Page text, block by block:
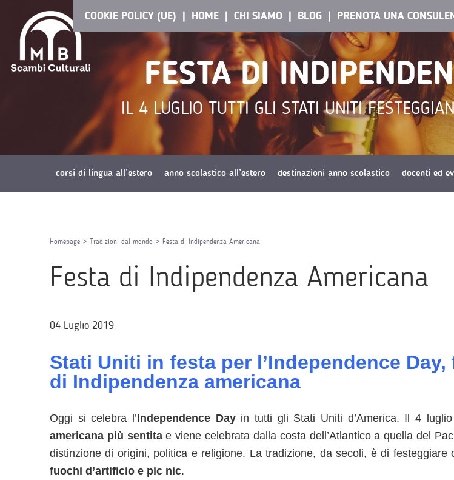
PRENOTA UNA
BLOG
CHI SIAMO
HOME
COOKIE POLICY (UE)
FESTA DI
IL 4 LUGLIO TUTTI GLI STATI UNITI
corsi di lingua all’estero anno scolastico all’estero destinazioni anno scolastico docenti ed
Homepage > Tradizioni dal mondo > Festa di Indipendenza Americana
Festa di Indipendenza Americana
04 Luglio 2019
Stati Uniti in festa per l’Independence Day,
di Indipendenza americana
Oggi si celebra l’Independence Day in tutti gli Stati Uniti d’America. Il 4
americana più sentitae viene celebrata dalla costa dell’Atlantico a quella del
distinzione di origini, politica e religione. La tradizione, da secoli, è di festeggiare
fuochi d’artificio e pic nic.